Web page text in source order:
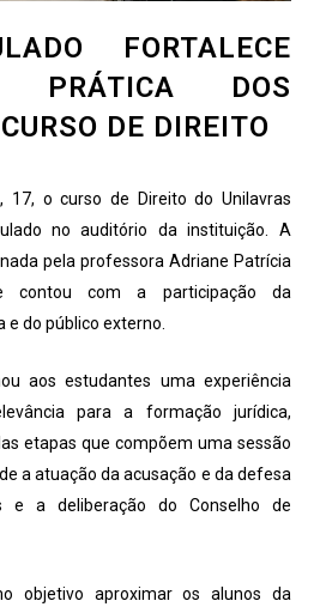
FORTALECE
PRÁTICA DOS
DE DIREITO
17, o curso de Direito do Unilavras
no auditório da instituição. A
pela professora Adriane Patrícia
contou com a participação da
do público externo.
aos estudantes uma experiência
para a formação jurídica,
etapas que compõem uma sessão
a atuação da acusação e da defesa
e a deliberação do Conselho de
objetivo aproximar os alunos da